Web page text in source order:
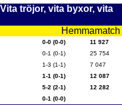
tröjor, vita byxor, vita
0-0 (0-0)
11 927
0-1 (0-1)
25 754
1-3 (1-1)
7 047
1-1 (0-1)
12 087
5-2 (2-1)
12 282
0-1 (0-0)